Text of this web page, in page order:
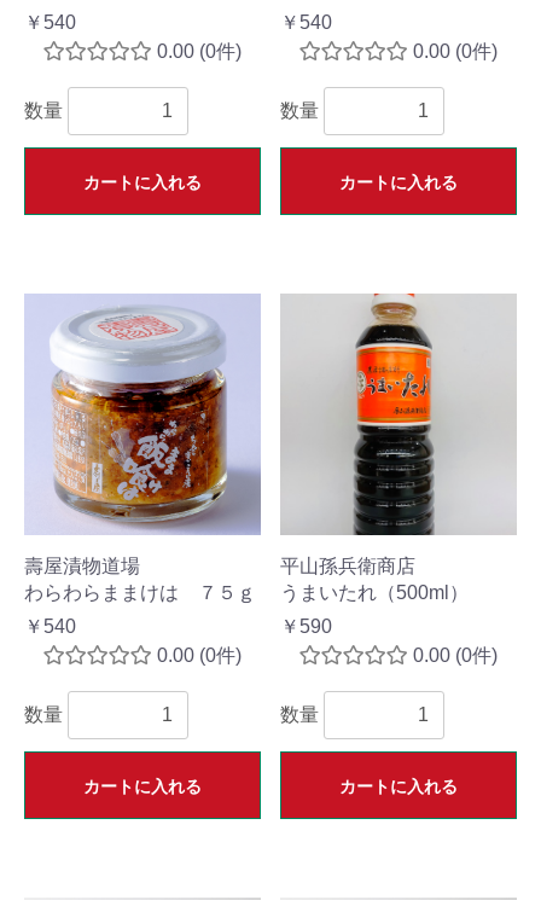
￥540
0.00 (0件)
数量
カートに入れる
￥540
0.00 (0件)
数量
カートに入れる
壽屋漬物道場
わらわらままけは ７５ｇ
￥540
0.00 (0件)
数量
カートに入れる
平山孫兵衛商店
うまいたれ（500ml）
￥590
0.00 (0件)
数量
カートに入れる